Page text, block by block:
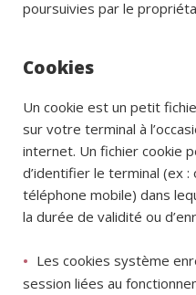
poursuivies par le
Cookies
Un cookie est un petit
sur votre terminal à
internet. Un fichier cookie
d’identifier le terminal (ex
téléphone mobile) dans
la durée de validité ou
Les cookies système
session liées au